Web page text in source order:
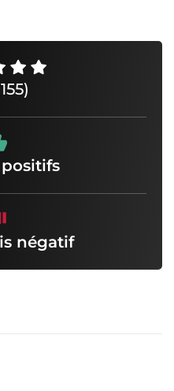
positifs
négatif